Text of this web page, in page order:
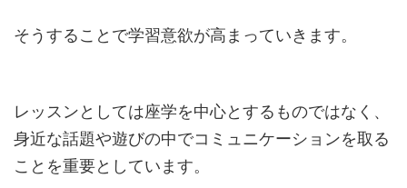
そうすることで学習意欲が高まっていきます。
レッスンとしては座学を中心とするものではなく、
身近な話題や遊びの中でコミュニケーションを取る
ことを重要としています。